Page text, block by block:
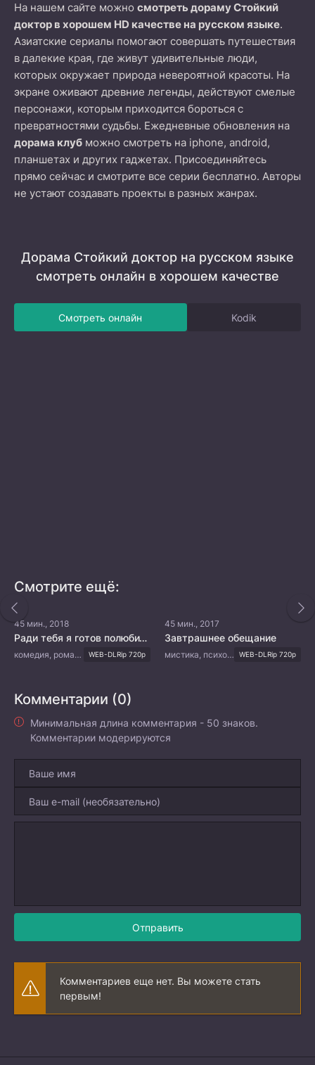
На нашем сайте можно смотреть дораму Стойкий
доктор в хорошем HD качестве на русском языке.
Азиатские сериалы помогают совершать путешествия
в далекие края, где живут удивительные люди,
которых окружает природа невероятной красоты. На
экране оживают древние легенды, действуют смелые
персонажи, которым приходится бороться с
превратностями судьбы. Ежедневные обновления на
дорама клуб можно смотреть на iphone, android,
планшетах и других гаджетах. Присоединяйтесь
прямо сейчас и смотрите все серии бесплатно. Авторы
не устают создавать проекты в разных жанрах.
Дорама Стойкий доктор на русском языке
смотреть онлайн в хорошем качестве
Смотреть онлайн Kodik
Смотрите ещё:
45 мин., 2018
Ради тебя я готов полюбить весь мир
комедия, романтика, повседневность, драма WEB-DLRip 720p
45 мин., 2017
Завтрашнее обещание
мистика, психология, драма WEB-DLRip 720p
Комментарии (0)
Минимальная длина комментария - 50 знаков.
Комментарии модерируются
Отправить
Комментариев еще нет. Вы можете стать
первым!